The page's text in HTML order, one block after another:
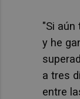
"Si
y he
a tres
entre